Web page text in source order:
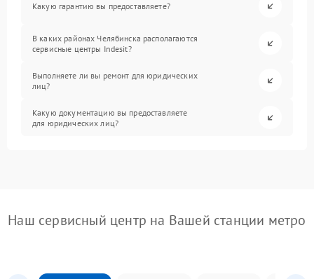
Какую гарантию вы предоставляете?
В каких районах Челябинска располагаются
сервисные центры Indesit?
Выполняете ли вы ремонт для юридических
лиц?
Какую документацию вы предоставляете
для юридических лиц?
Наш сервисный центр на Вашей станции метро